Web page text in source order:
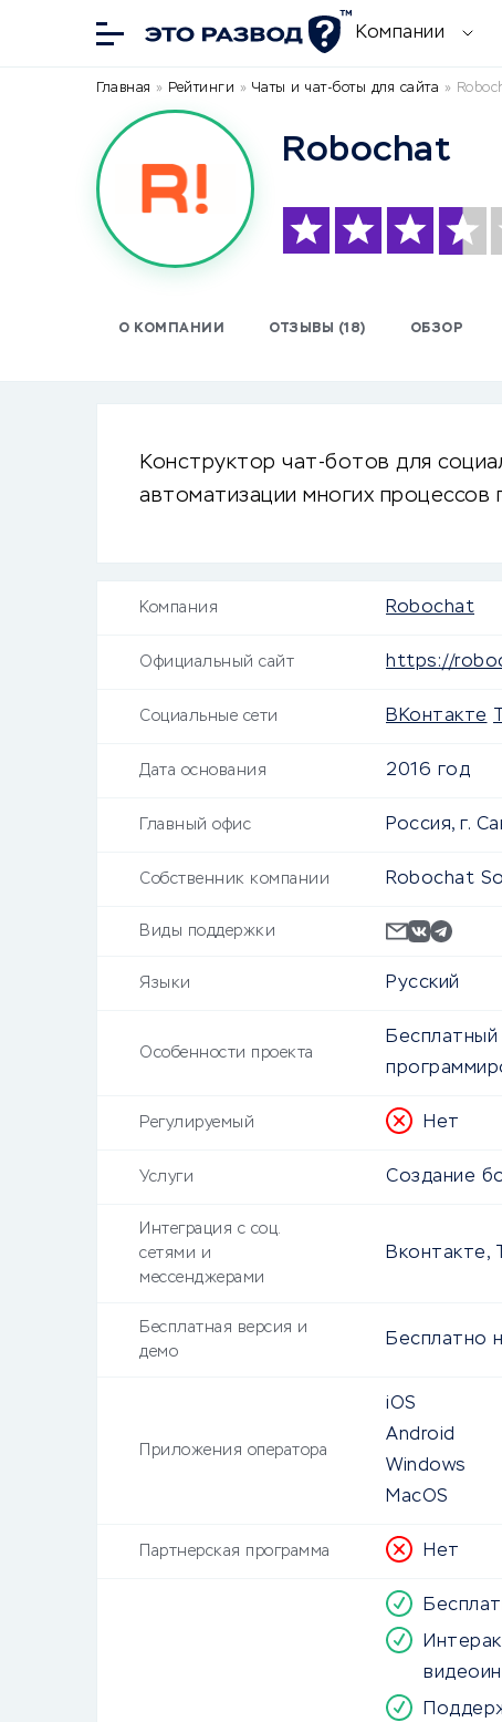
Компании
Главная » Рейтинги » Чаты и чат-боты для сайта »
Robochat
О КОМПАНИИ ОТЗЫВЫ (18) ОБЗОР
Конструктор чат-ботов для
автоматизации многих процессов
Компания Robochat
Официальный сайт https://
Социальные сети ВКонтакте
Дата основания 2016 год
Главный офис Россия, г.
Собственник компании Robochat
Виды поддержки
Языки Русский
Особенности проекта
Регулируемый Нет
Услуги Создание
Интеграция с соц.
сетями и
мессенджерами
Вконтакте,
Бесплатная версия и
демо
Бесплатно
Приложения оператора
iOS
Android
Windows
MacOS
Партнерская программа Нет